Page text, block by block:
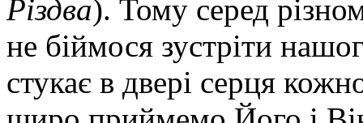
Різдва). Тому серед
не біймося зустріти
стукає в двері серця